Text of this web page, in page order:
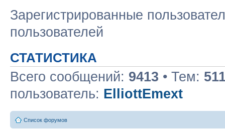
Зарегистрированные
пользователей
СТАТИСТИКА
Всего сообщений: 9413 • Тем:
пользователь: ElliottEmext
Список форумов